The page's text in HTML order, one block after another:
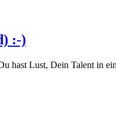
:-)
hast Lust, Dein Talent in